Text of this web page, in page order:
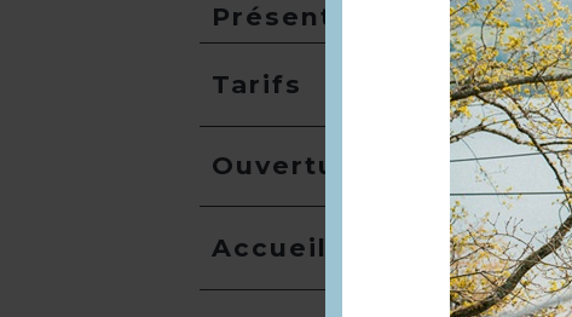
Présentation
Tarifs
Ouverture
Accueil